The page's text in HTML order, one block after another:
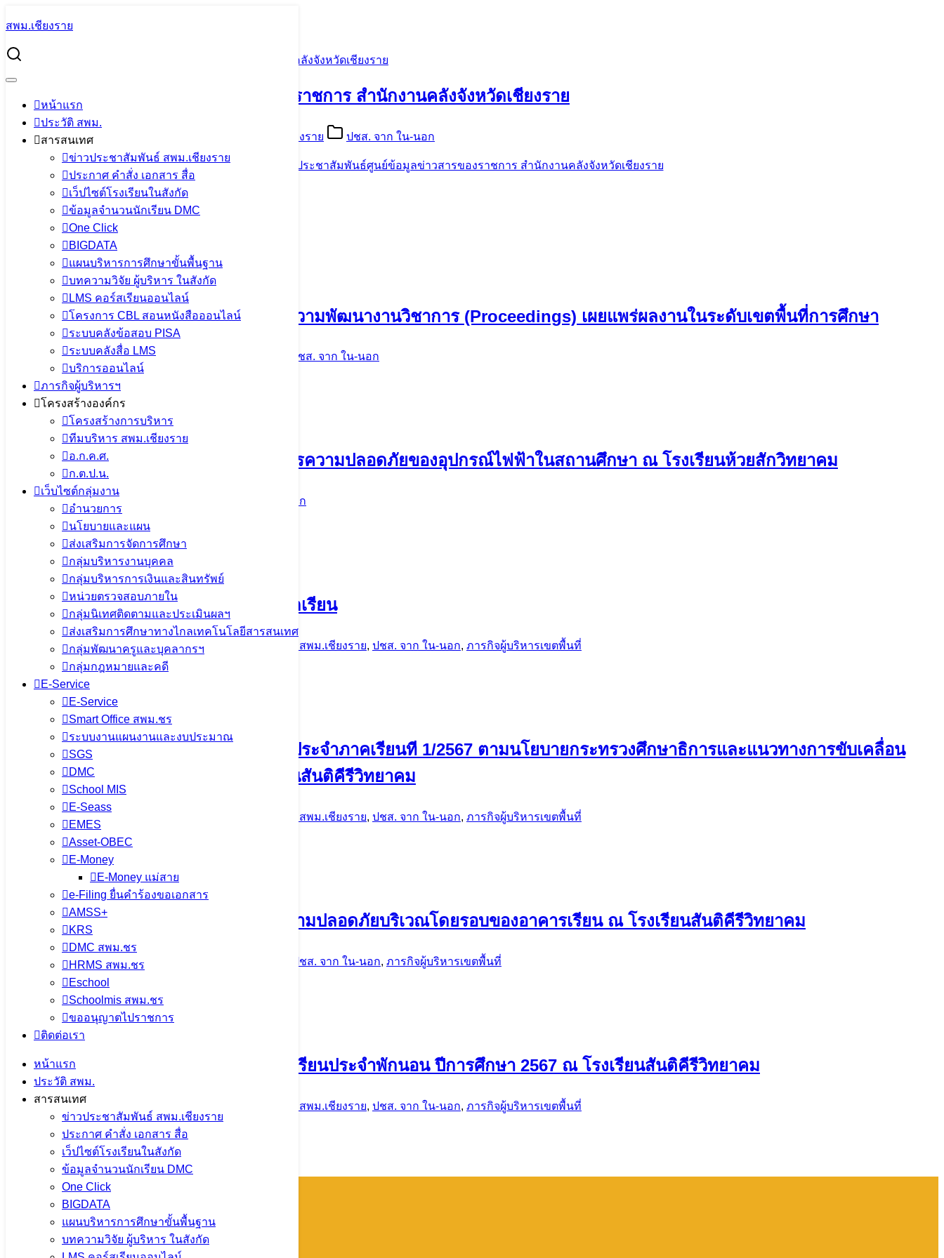
to
content
สพม.เชียงราย
หน้าแรก
ประวัติ สพม.
สารสนเทศ
ข่าวประชาสัมพันธ์ สพม.เชียงราย
ประกาศ คำสั่ง เอกสาร สื่อ
เว็ปไซต์โรงเรียนในสังกัด
ข้อมูลจำนวนนักเรียน DMC
One Click
BIGDATA
แผนบริหารการศึกษาขั้นพื้นฐาน
บทความวิจัย ผู้บริหาร ในสังกัด
LMS คอร์สเรียนออนไลน์
โครงการ CBL สอนหนังสือออนไลน์
ระบบคลังข้อสอบ PISA
ระบบคลังสื่อ LMS
บริการออนไลน์
ภารกิจผู้บริหารฯ
โครงสร้างองค์กร
โครงสร้างการบริหาร
ทีมบริหาร สพม.เชียงราย
อ.ก.ค.ศ.
ก.ต.ป.น.
เว็บไซต์กลุ่มงาน
อำนวยการ
นโยบายและแผน
ส่งเสริมการจัดการศึกษา
กลุ่มบริหารงานบุคคล
กลุ่มบริหารการเงินและสินทรัพย์
หน่วยตรวจสอบภายใน
กลุ่มนิเทศติดตามและประเมินผลฯ
ส่งเสริมการศึกษาทางไกลเทคโนโลยีสารสนเทศ
กลุ่มพัฒนาครูและบุคลากรฯ
กลุ่มกฎหมายและคดี
E-Service
E-Service
Smart Office สพม.ชร
ระบบงานแผนงานและงบประมาณ
SGS
DMC
School MIS
E-Seass
EMES
Asset-OBEC
E-Money
E-Money แม่สาย
e-Filing ยื่นคำร้องขอเอกสาร
AMSS+
KRS
DMC สพม.ชร
HRMS สพม.ชร
Eschool
Schoolmis สพม.ชร
ขออนุญาตไปราชการ
ติดต่อเรา
หน้าแรก
ประวัติ สพม.
สารสนเทศ
ข่าวประชาสัมพันธ์ สพม.เชียงราย
ประกาศ คำสั่ง เอกสาร สื่อ
เว็ปไซต์โรงเรียนในสังกัด
ข้อมูลจำนวนนักเรียน DMC
One Click
BIGDATA
แผนบริหารการศึกษาขั้นพื้นฐาน
บทความวิจัย ผู้บริหาร ในสังกัด
for:
ขอประชาสัมพันธ์ศูนย์ข้อมูลข่าวสารของราชการ สำนักงานคลังจังหวัดเชียงราย
ขอประชาสัมพันธ์ศูนย์ข้อมูลข่าวสารของราชการ สำนักงานคลังจังหวัดเชียงราย
28 กุมภาพันธ์ 2023 แอดมิน สพม.เชียงราย ปชส. จาก ใน-นอก
ขอประชาสัมพันธ์ศูนย์ข้อมูลข่าวสารของราชการ สำนักงานคลังจังหวัดเชียงราย
1678158785x1839343795_11 ดาวน์โหลด
จำนวนผู้ชม: 1,393
เนื้อหาอื่นๆ
ร่วมส่งผลงานเพื่อนำเสนอและตีพิมพ์บทความพัฒนางานวิชาการ (Proceedings) เผยแพร่ผลงานในระดับเขตพื้นที่การศึกษา
9 กันยายน 2024 ข่าวประชาสัมพันธ์ สพม.เชียงราย ปชส. จาก ใน-นอก
จำนวนผู้ชม: 1,383
สพม.เชียงราย ลงพื้นที่…ทบทวนมาตรการความปลอดภัยของอุปกรณ์ไฟฟ้าในสถานศึกษา ณ โรงเรียนห้วยสักวิทยาคม
28 มิถุนายน 2024 ปชส. จาก ใน-นอก
จำนวนผู้ชม: 1,409
มิถุนายน 2567 เดือนแห่งการเยี่ยมบ้านนักเรียน
5 มิถุนายน 20245 มิถุนายน 2024 ข่าวประชาสัมพันธ์ สพม.เชียงราย, ปชส. จาก ใน-นอก, ภารกิจผู้บริหารเขตพื้นที่
จำนวนผู้ชม: 1,562
ลงพื้นที่ !!! ตรวจเยี่ยมการเรียนการสอน ประจำภาคเรียนที 1/2567 ตามนโยบายกระทรวงศึกษาธิการและแนวทางการขับเคลื่อน
นโยบาย “เรียนดี มีความสุข” ณ โรงเรียนสันติคีรีวิทยาคม
ข่าวประชาสัมพันธ์ สพม.เชียงราย, ปชส. จาก ใน-นอก, ภารกิจผู้บริหารเขตพื้นที่
จำนวนผู้ชม: 1,526
ลงพื้นที่ !!! ตรวจเยี่ยมอาคารเรียนและความปลอดภัยบริเวณโดยรอบของอาคารเรียน ณ โรงเรียนสันติคีรีวิทยาคม
5 มิถุนายน 2024 ข่าวประชาสัมพันธ์ สพม.เชียงราย ปชส. จาก ใน-นอก, ภารกิจผู้บริหารเขตพื้นที่
จำนวนผู้ชม: 1,483
ลงพื้นที่….เพื่อตรวจสอบข้อมูลจำนวนนักเรียนประจำพักนอน ปีการศึกษา 2567 ณ โรงเรียนสันติคีรีวิทยาคม
5 มิถุนายน 2024 ข่าวประชาสัมพันธ์ สพม.เชียงราย, ปชส. จาก ใน-นอก, ภารกิจผู้บริหารเขตพื้นที่
จำนวนผู้ชม: 1,424
โทรศัพท์ : 0-5360-1450
หมายเลขติดต่อแต่ละกลุ่ม/หน่วย
กลุ่มการเงินฯ 088 258 1870